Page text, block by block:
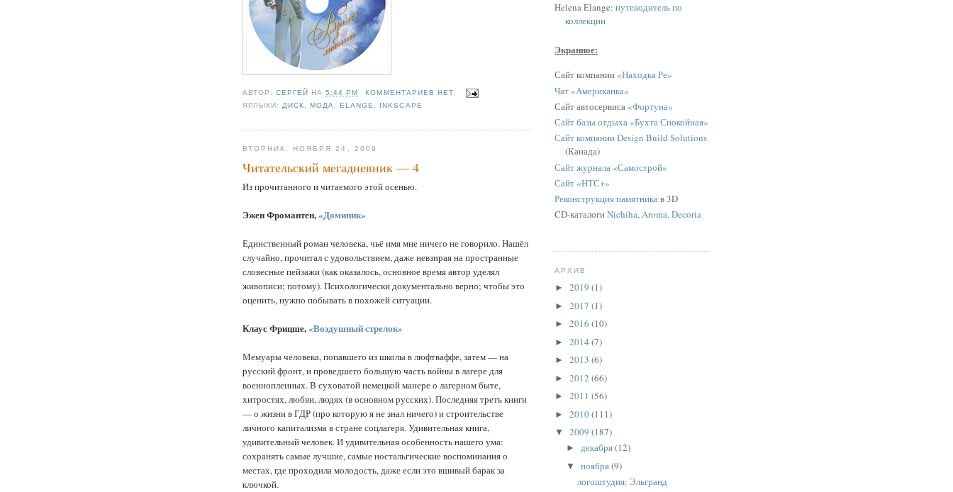
АВТОР:СЕРГЕЙ НА5:44 PM
КОММЕНТАРИЕВ НЕТ:
ЯРЛЫКИ: ДИСК ,МОДА ,ELANGE INKSCAPE
ВТОРНИК, НОЯБРЯ 24, 2009
Читательский мегадневник — 4
Из прочитанного и читаемого этой осенью.
Эжен Фромантен,«Доминик»
Единственный роман человека, чьё имя мне ничего не говорило. Нашёл
случайно, прочитал с удовольствием, даже невзирая на пространные
словесные пейзажи (как оказалось, основное время автор уделял
живописи; потому). Психологически документально верно; чтобы это
оценить, нужно побывать в похожей ситуации.
Клаус Фрицше,«Воздушный стрелок»
Мемуары человека, попавшего из школы в люфтваффе, затем — на
русский фронт, и проведшего большую часть войны в лагере для
военнопленных. В суховатой немецкой манере о лагерном быте,
хитростях, любви, людях (в основном русских). Последняя треть книги
— о жизни в ГДР (про которую я не знал ничего) и строительстве
личного капитализма в стране соцлагеря. Удивительная книга,
удивительный человек. И удивительная особенность нашего ума:
сохранять самые лучшие, самые ностальгические воспоминания о
местах, где проходила молодость, даже если это вшивый барак за
ключкой.
Helena Elange: путеводитель по
коллекции
Экранное:
Сайт компании «Находка Ре»
Чат «Американка»
Сайт автосервиса «Фортуна»
Сайт базы отдыха «Бухта Спокойная»
Сайт компании Design Build Solutions
(Канада)
Сайт журнала «Самострой»
Сайт «НТС+»
Реконструкция памятникав 3D
CD-каталогиNichiha,Aroma, Decoria
АРХИВ
► 2019 (1)
► 2017 (1)
► 2016 (10)
► 2014 (7)
► 2013 (6)
► 2012 (66)
► 2011 (56)
► 2010(111)
▼ 2009 (187)
► декабря(12)
▼ ноября(9)
логоштудия: Эльгранд